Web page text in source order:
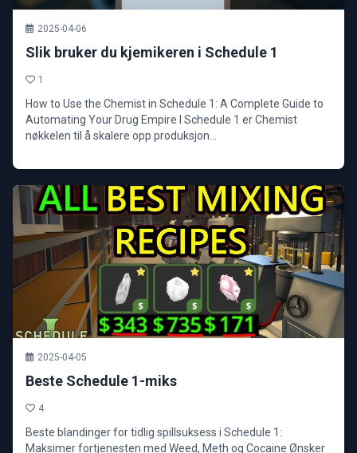
2025-04-06
Slik bruker du kjemikeren i Schedule 1
1
How to Use the Chemist in Schedule 1: A Complete Guide to
Automating Your Drug Empire I Schedule 1 er Chemist
nøkkelen til å skalere opp produksjon...
2025-04-05
Beste Schedule 1-miks
4
Beste blandinger for tidlig spillsuksess i Schedule 1:
Maksimer fortjenesten med Weed, Meth og Cocaine Ønsker